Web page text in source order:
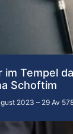
im Tempel
Schoftim
2023 – 29 Av